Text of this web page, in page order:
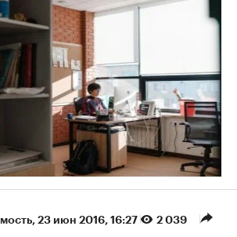
⁠, 23 июн 2016, 16:27 2 039